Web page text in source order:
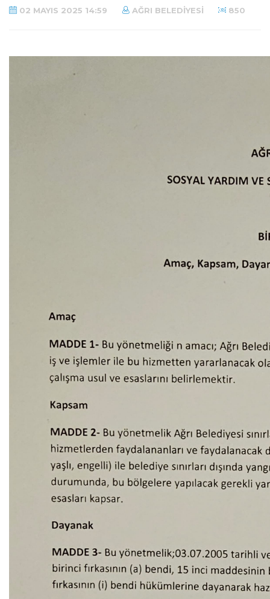
02 MAYIS 2025 14:59 AĞRI BELEDIYESI 850